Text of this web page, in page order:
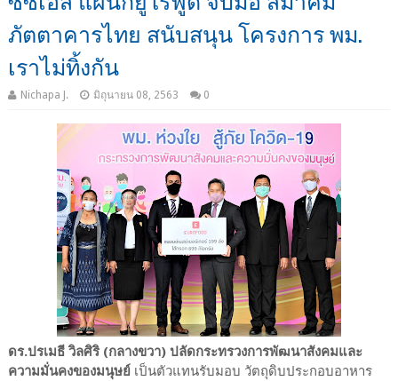
ภัตตาคารไทย สนับสนุน โครงการ พม.
เราไม่ทิ้งกัน
Nichapa J. มิถุนายน 08, 2563 0
ดร.ปรเมธี วิลศิริ (กลางขวา) ปลัดกระทรวงการพัฒนาสังคมและ
ความมั่นคงของมนุษย์ เป็นตัวแทนรับมอบ วัตถุดิบประกอบอาหาร